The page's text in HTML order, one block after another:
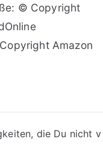
© Copyright
Amazon
die Du nicht v